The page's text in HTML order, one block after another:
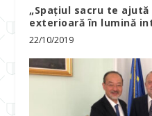
„Spațiul sacru te
exterioară în lumină
22/10/2019